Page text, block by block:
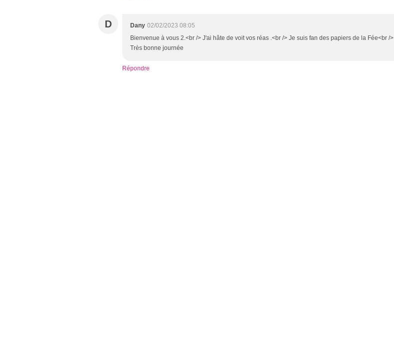
D Dany 02/02/2023 08:05
Bienvenue à vous 2.<br /> J'ai hâte de voit vos réas .<br /> Je suis fan des papiers de la Fée<br />
Très bonne journée
Répondre